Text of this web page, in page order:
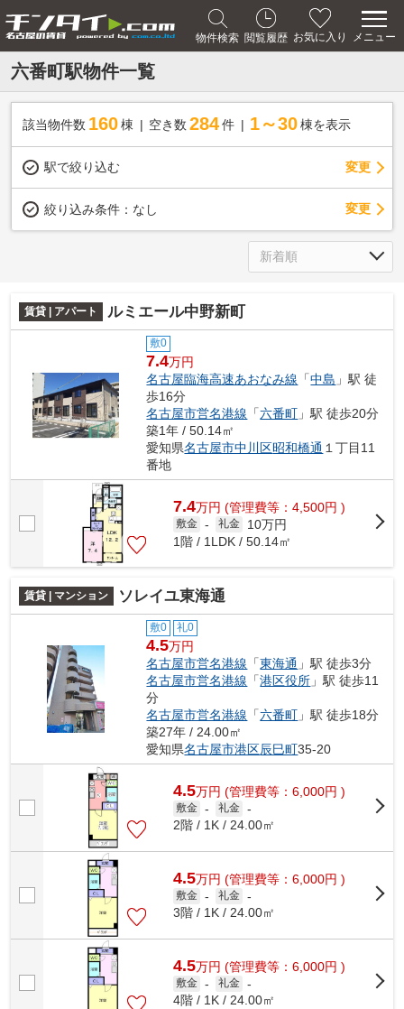
物件検索 閲覧履歴 お気に入り メニュー
六番町駅物件一覧
該当物件数 160棟 空き数 284 件 1～30 棟を表示
駅で絞り込む 変更
絞り込み条件： なし 変更
賃貸 | アパート ルミエール中野新町
敷0
7.4万円
名古屋臨海高速あおなみ線 「中島 」駅 徒
歩16分
名古屋市営名港線 「六番町 」駅 徒歩20分
築1年 / 50.14㎡
愛知県名古屋市中川区昭和橋通 １丁目11
番地
7.4万円 (管理費等：4,500円 )
敷金 - 礼金
10万円
1階 / 1LDK / 50.14㎡
賃貸 | マンション ソレイユ東海通
敷0 礼0
4.5万円
名古屋市営名港線 「東海通 」駅 徒歩3分
名古屋市営名港線 「港区役所 」駅 徒歩11
分
名古屋市営名港線 「六番町 」駅 徒歩18分
築27年 / 24.00㎡
愛知県名古屋市港区辰巳町35-20
4.5万円 (管理費等：6,000円 )
敷金 - 礼金 -
2階 / 1K / 24.00㎡
4.5万円 (管理費等：6,000円 )
敷金 - 礼金 -
3階 / 1K / 24.00㎡
4.5万円 (管理費等：6,000円 )
敷金 - 礼金 -
4階 / 1K / 24.00㎡